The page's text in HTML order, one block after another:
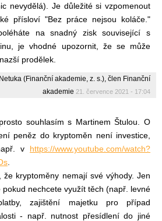
nevydělá). Je důležité si vzpomenout
přísloví "Bez práce nejsou koláče."
na snadný zisk související s
je vhodné upozornit, že se může
prodělek.
(Finanční akademie, z. s.), člen Finanční
akademie 21. července 2021 - 17:04
souhlasím s Martinem Štulou. O
peněz do kryptoměn není investice,
v https://www.youtube.com/watch?
že kryptoměny nemají své výhody. Jen
pokud nechcete využít těch (např. levné
zajištění majetku pro případ
- např. nutnost přesídlení do jiné